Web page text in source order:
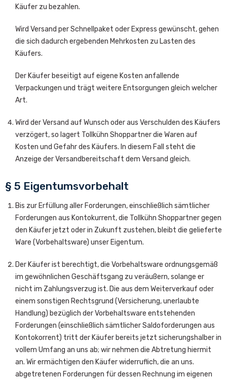
Käufer zu bezahlen.
Wird Versand per Schnellpaket oder Express gewünscht, gehen
die sich dadurch ergebenden Mehrkosten zu Lasten des
Käufers.
Der Käufer beseitigt auf eigene Kosten anfallende
Verpackungen und trägt weitere Entsorgungen gleich welcher
Art.
Wird der Versand auf Wunsch oder aus Verschulden des Käufers
verzögert, so lagert Tollkühn Shoppartner die Waren auf
Kosten und Gefahr des Käufers. In diesem Fall steht die
Anzeige der Versandbereitschaft dem Versand gleich.
§ 5 Eigentumsvorbehalt
Bis zur Erfüllung aller Forderungen, einschließlich sämtlicher
Forderungen aus Kontokurrent, die Tollkühn Shoppartner gegen
den Käufer jetzt oder in Zukunft zustehen, bleibt die gelieferte
Ware (Vorbehaltsware) unser Eigentum.
Der Käufer ist berechtigt, die Vorbehaltsware ordnungsgemäß
im gewöhnlichen Geschäftsgang zu veräußern, solange er
nicht im Zahlungsverzug ist. Die aus dem Weiterverkauf oder
einem sonstigen Rechtsgrund (Versicherung, unerlaubte
Handlung) bezüglich der Vorbehaltsware entstehenden
Forderungen (einschließlich sämtlicher Saldoforderungen aus
Kontokorrent) tritt der Käufer bereits jetzt sicherungshalber in
vollem Umfang an uns ab; wir nehmen die Abtretung hiermit
an. Wir ermächtigen den Käufer widerruflich, die an uns.
abgetretenen Forderungen für dessen Rechnung im eigenen